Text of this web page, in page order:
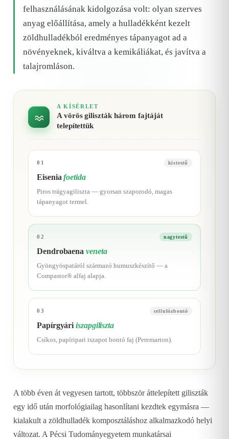
felhasználásának kidolgozása volt: olyan szerves
anyag előállítása, amely a hulladékként kezelt
zöldhulladékból eredményes tápanyagot ad a
növényeknek, kiváltva a kemikáliákat, és javítva a
talajromláson.
A KÍSÉRLET
A vörös giliszták három fajtáját
telepítettük
01 kistestű
Eiseniafoetida
Piros trágyagiliszta — gyorsan szaporodó, magas
tápanyagot termel.
02 nagytestű
Dendrobaenaveneta
Gyöngyöspatáról származó humuszkészítő — a
Compastor® alfaj alapja.
03 cellulózbontó
Papírgyáriiszapgiliszta
Csíkos, papíripari iszapot bontó faj (Peremarton).
A több éven át vegyesen tartott, többször áttelepített giliszták
egy idő után morfológiailag hasonlítani kezdtek egymásra —
kialakult a zöldhulladék komposztáláshoz alkalmazkodó helyi
változat. A Pécsi Tudományegyetem munkatársai